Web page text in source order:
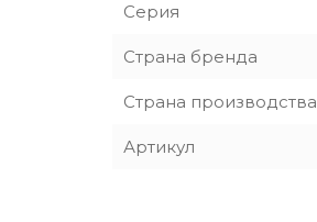
Серия
Страна бренда
Страна производства
Артикул